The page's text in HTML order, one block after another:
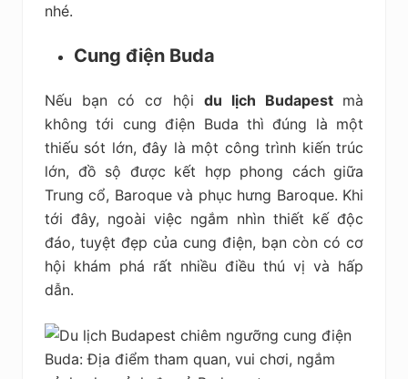
nhé.
Cung điện Buda
Nếu bạn có cơ hội du lịch Budapest mà
không tới cung điện Buda thì đúng là một
thiếu sót lớn, đây là một công trình kiến trúc
lớn, đồ sộ được kết hợp phong cách giữa
Trung cổ, Baroque và phục hưng Baroque. Khi
tới đây, ngoài việc ngắm nhìn thiết kế độc
đáo, tuyệt đẹp của cung điện, bạn còn có cơ
hội khám phá rất nhiều điều thú vị và hấp
dẫn.